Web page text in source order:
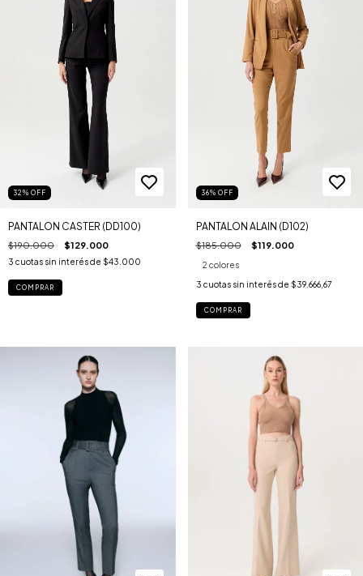
32 % OFF
PANTALON CASTER (DD100)
$190.000 $129.000
3 cuotas sin interés de $43.000
COMPRAR
36% OFF
PANTALON ALAIN (D102)
$185.000 $119.000
2 colores
3 cuotas sin interés de $39.666,67
COMPRAR